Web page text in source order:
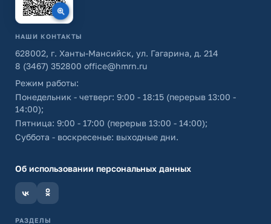
НАШИ КОНТАКТЫ
628002, г. Ханты-Мансийск, ул. Гагарина, д. 214
8 (3467) 352800 office@hmrn.ru
Режим работы:
Понедельник - четверг: 9:00 - 18:15 (перерыв 13:00 -
14:00);
Пятница: 9:00 - 17:00 (перерыв 13:00 - 14:00);
Суббота - воскресенье: выходные дни.
Об использовании персональных данных
РАЗДЕЛЫ